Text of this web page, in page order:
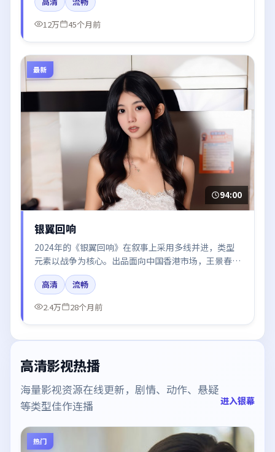
了情绪曲线。
12万
45个月前
最新
94:00
银翼回响
2024年的《银翼回响》在叙事上采用多线并进，类型
元素以战争为核心。出品面向中国香港市场，王景春、
赵丽颖、张子枫、胡歌、于和伟所饰角色推动关键反
转，结尾留白引发讨论。
高清
流畅
2.4万
28个月前
高清影视热播
海量影视资源在线更新，剧情、动作、悬疑
等类型佳作连播
进入银幕
热门